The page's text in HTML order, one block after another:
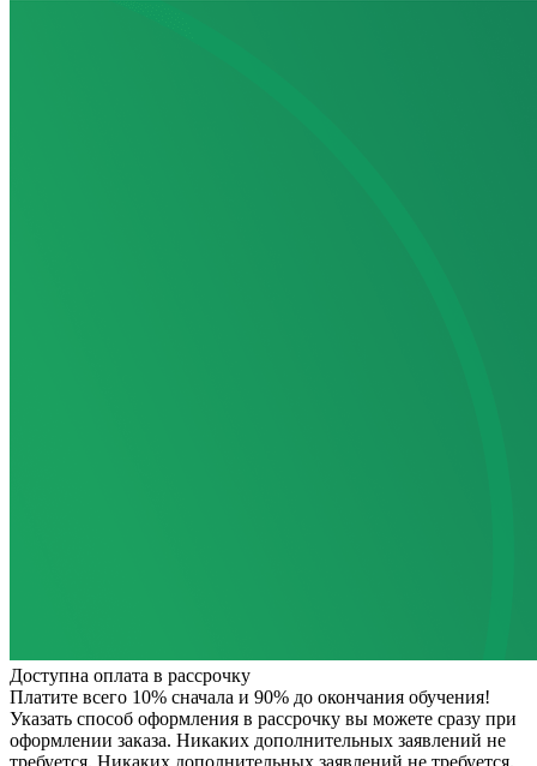
Доступна оплата в рассрочку
Платите всего 10% сначала и 90% до окончания обучения!
Указать способ оформления в рассрочку вы можете сразу при
оформлении заказа. Никаких дополнительных заявлений не